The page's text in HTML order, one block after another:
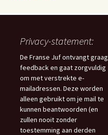
Privacy-statement:
De Franse Juf ontvangt graag
feedback en gaat zorgvuldig
om met verstrekte e-
mailadressen. Deze worden
alleen gebruikt om je mail te
kunnen beantwoorden (en
zullen nooit zonder
toestemming aan derden